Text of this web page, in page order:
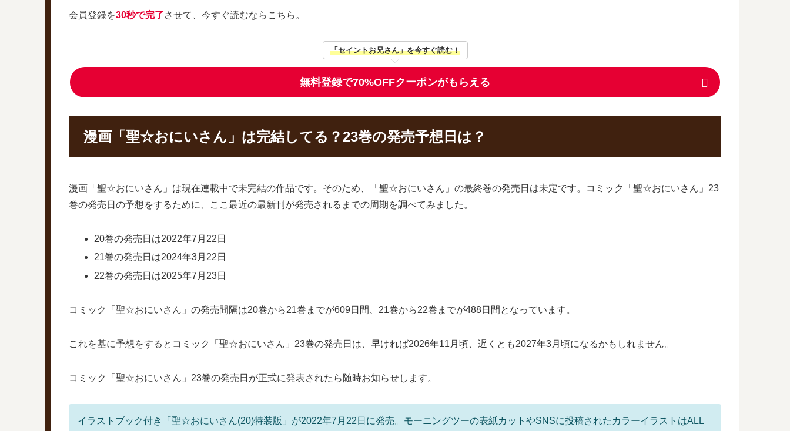
会員登録を30秒で完了させて、今すぐ読むならこちら。
「セイントお兄さん」を今すぐ読む！
無料登録で70%OFFクーポンがもらえる
漫画「聖☆おにいさん」は完結してる？23巻の発売予想日は？
漫画「聖☆おにいさん」は現在連載中で未完結の作品です。そのため、「聖☆おにいさん」の最終巻の発売日は未定です。コミック「聖☆おにいさん」23
巻の発売日の予想をするために、ここ最近の最新刊が発売されるまでの周期を調べてみました。
20巻の発売日は2022年7月22日
21巻の発売日は2024年3月22日
22巻の発売日は2025年7月23日
コミック「聖☆おにいさん」の発売間隔は20巻から21巻までが609日間、21巻から22巻までが488日間となっています。
これを基に予想をするとコミック「聖☆おにいさん」23巻の発売日は、早ければ2026年11月頃、遅くとも2027年3月頃になるかもしれません。
コミック「聖☆おにいさん」23巻の発売日が正式に発表されたら随時お知らせします。
イラストブック付き「聖☆おにいさん(20)特装版」が2022年7月22日に発売。モーニングツーの表紙カットやSNSに投稿されたカラーイラストはALL